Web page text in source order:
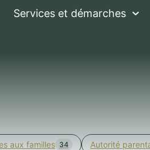
Services et démarches
aux familles 34 Autorité